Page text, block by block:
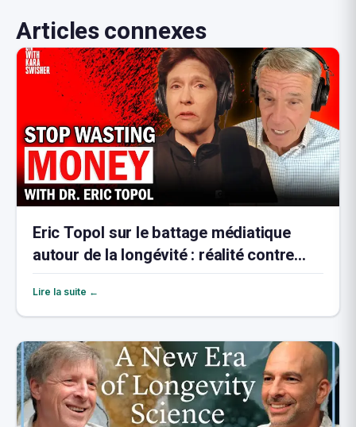
Articles connexes
Eric Topol sur le battage médiatique
autour de la longévité : réalité contre
marketing
Lire la suite ←